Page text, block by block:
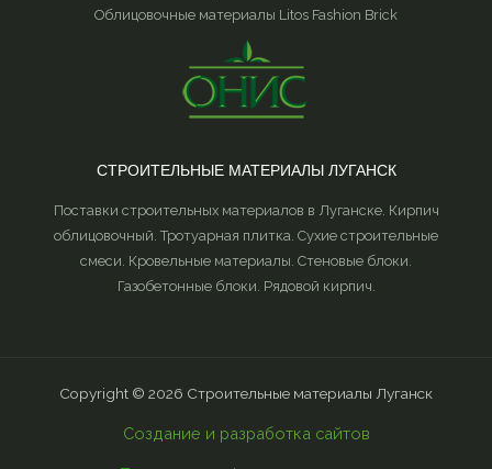
Облицовочные материалы Litos Fashion Brick
СТРОИТЕЛЬНЫЕ МАТЕРИАЛЫ ЛУГАНСК
Поставки строительных материалов в Луганске. Кирпич
облицовочный. Тротуарная плитка. Сухие строительные
смеси. Кровельные материалы. Стеновые блоки.
Газобетонные блоки. Рядовой кирпич.
Copyright © 2026 Строительные материалы Луганск
Создание и разработка сайтов